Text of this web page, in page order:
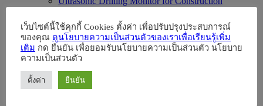
ข่าวสารและกิจกรรม
Parts&Accessories
เกี่ยวกับเรา
รับสมัครงาน
เว็บไซต์นี้ใช้คุกกี้ Cookies ตั้งค่า เพื่อปรับปรุงประสบการณ์
ของคุณ ดูนโยบายความเป็นส่วนตัวของเราเพื่อเรียนรู้เพิ่ม
เติม กด ยืนยัน เพื่อยอมรับนโยบายความเป็นส่วนตัว นโยบาย
ความเป็นส่วนตัว
ตั้งค่า ยืนยัน